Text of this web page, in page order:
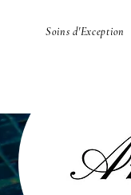
Soins d'Exception